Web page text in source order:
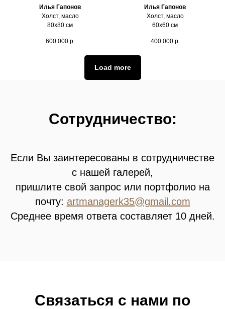
Илья Гапонов
Холст, масло
80х80 см
600 000 р.
Илья Гапонов
Холст, масло
60х60 см
400 000 р.
Load more
Сотрудничество:
Если Вы заинтересованы в сотрудничестве
с нашей галерей,
пришлите свой запрос или портфолио на
почту: artmanagerk35@gmail.com
Среднее время ответа составляет 10 дней.
Связатьcя с нами по